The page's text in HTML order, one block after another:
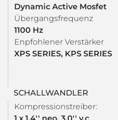
Dynamic Active Mosfet
Übergangsfrequenz
1100 Hz
Enpfohlener Verstärker
XPS SERIES, KPS SERIES
SCHALLWANDLER
Kompressionstreiber:
1 x 1.4'' neo, 3.0'' v.c